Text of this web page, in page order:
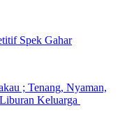
Spek Gahar
; Tenang, Nyaman,
Keluarga